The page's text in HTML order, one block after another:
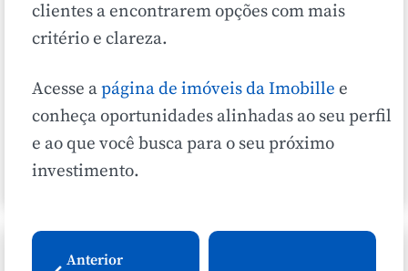
clientes a encontrarem opções com mais
critério e clareza.
Acesse apágina de imóveis da Imobille e
conheça oportunidades alinhadas ao seu perfil
e ao que você busca para o seu próximo
investimento.
Anterior